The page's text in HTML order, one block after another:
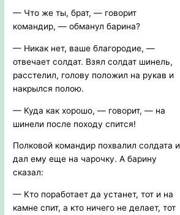
— Что же ты, брат, — говорит
командир, — обманул барина?
— Никак нет, ваше благородие, —
отвечает солдат. Взял солдат шинель,
расстелил, голову положил на рукав и
накрылся полою.
— Куда как хорошо, — говорит, — на
шинели после походу спится!
Полковой командир похвалил солдата и
дал ему еще на чарочку. А барину
сказал:
— Кто поработает да устанет, тот и на
камне спит, а кто ничего не делает, тот